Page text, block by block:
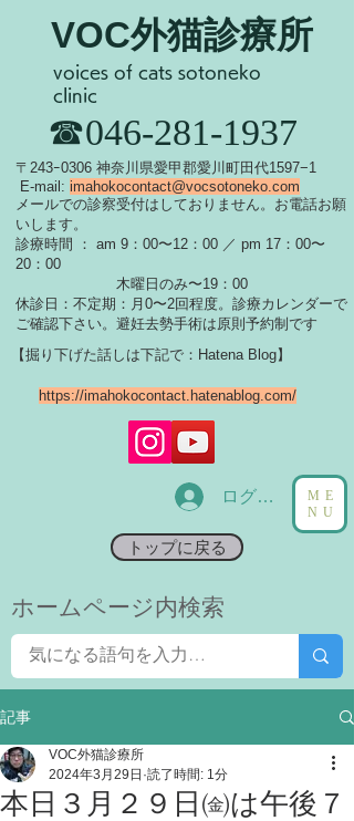
VOC外猫診療所
​☎046-281-1937
​〒243ｰ0306 神奈川県愛甲郡愛川町田代1597−1
E-mail: imahokocontact@vocsotoneko.com
​メールでの診察受付はしておりません。お電話お願
いします。
診療時間 ： am 9：00〜12：00 ／ pm 17：00〜
20：00
木曜日のみ〜19：00
休診日：不定期：月0〜2回程度。診療カレンダーで
ご確認下さい。 ​避妊去勢手術は原則予約制です
voices of cats sotoneko
clinic
ログイン
トップに戻る
ME
NU
https://imahokocontact.hatenablog.com/
【掘り下げた話しは下記で：Hatena Blog】
​ホームページ内検索
記事
本日３月２９日㈮は午後７
VOC外猫診療所
2024年3月29日 読了時間: 1分